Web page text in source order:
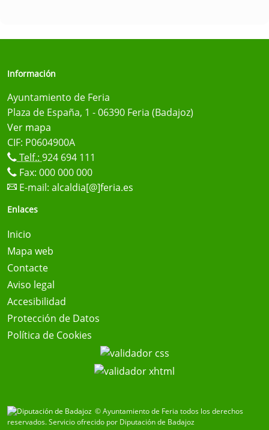
Información
Ayuntamiento de Feria
Plaza de España, 1 - 06390 Feria (Badajoz)
Ver mapa
CIF: P0604900A
Telf.: 924 694 111
Fax: 000 000 000
E-mail: alcaldia[@]feria.es
Enlaces
Inicio
Mapa web
Contacte
Aviso legal
Accesibilidad
Protección de Datos
Política de Cookies
© Ayuntamiento de Feria todos los derechos
reservados.Servicio ofrecido por Diputación de Badajoz